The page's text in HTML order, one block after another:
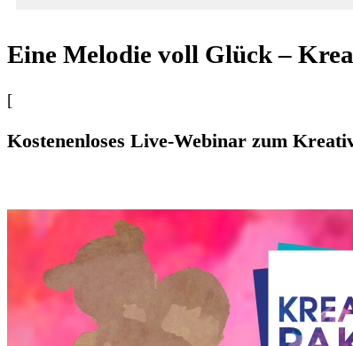
Eine Melodie voll Glück –
[
Kostenenloses Live-Webinar zum